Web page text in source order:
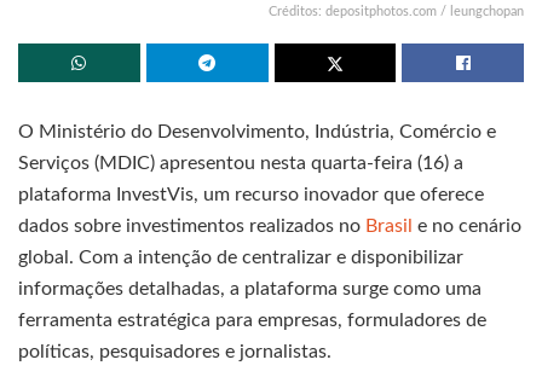
Créditos: depositphotos.com / leungchopan
O Ministério do Desenvolvimento, Indústria, Comércio e
Serviços (MDIC) apresentou nesta quarta-feira (16) a
plataforma InvestVis, um recurso inovador que oferece
dados sobre investimentos realizados no Brasil e no cenário
global. Com a intenção de centralizar e disponibilizar
informações detalhadas, a plataforma surge como uma
ferramenta estratégica para empresas, formuladores de
políticas, pesquisadores e jornalistas.